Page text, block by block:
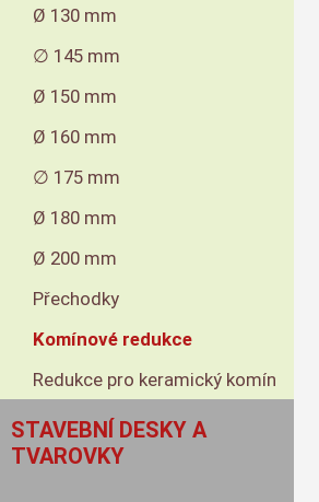
Ø 130 mm
∅ 145 mm
Ø 150 mm
Ø 160 mm
∅ 175 mm
Ø 180 mm
Ø 200 mm
Přechodky
Komínové redukce
Redukce pro keramický komín
STAVEBNÍ DESKY A
TVAROVKY